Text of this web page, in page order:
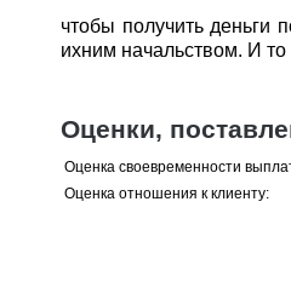
чтобы получить деньги
ихним начальством. И то
Оценки,
Оценка своевременности
Оценка отношения к клиенту: